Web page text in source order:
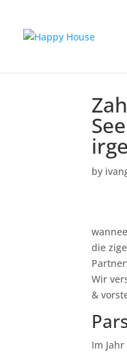
by
die
Wir
&
Im